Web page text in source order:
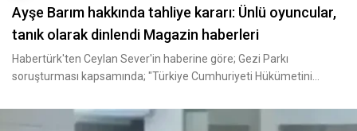
Ayşe Barım hakkında tahliye kararı: Ünlü oyuncular,
tanık olarak dinlendi Magazin haberleri
Habertürk'ten Ceylan Sever'in haberine göre; Gezi Parkı
soruşturması kapsamında; "Türkiye Cumhuriyeti Hükümetini